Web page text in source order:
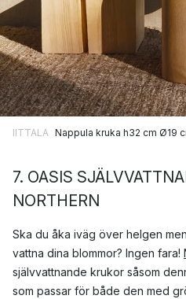
IITTALA Nappula kruka h32 cm Ø19
7. OASIS
NORTHERN
Ska du åka iväg över helgen
vattna dina blommor? Ingen fara!
självvattnande krukor såsom
som passar för både den med